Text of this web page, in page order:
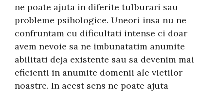
ne poate ajuta in diferite tulburari sau
probleme psihologice. Uneori insa nu ne
confruntam cu dificultati intense ci doar
avem nevoie sa ne imbunatatim anumite
abilitati deja existente sau sa devenim mai
eficienti in anumite domenii ale vietilor
noastre. In acest sens ne poate ajuta